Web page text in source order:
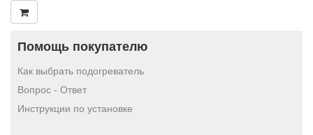
Помощь покупателю
Как выбрать подогреватель
Вопрос - Ответ
Инструкции по установке